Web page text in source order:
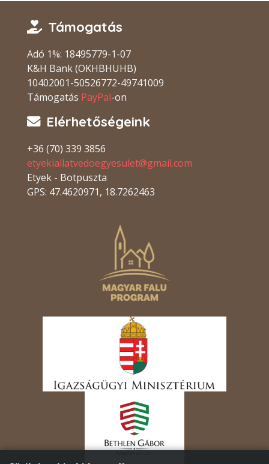
Támogatás
Adó 1%: 18495779-1-07
K&H Bank (OKHBHUHB)
10402001-50526772-49741009
Támogatás PayPal-on
Elérhetőségeink
+36 (70) 339 3856
etyekiallatvedoegyesulet@gmail.com
Etyek - Botpuszta
GPS: 47.4620971, 18.7262463